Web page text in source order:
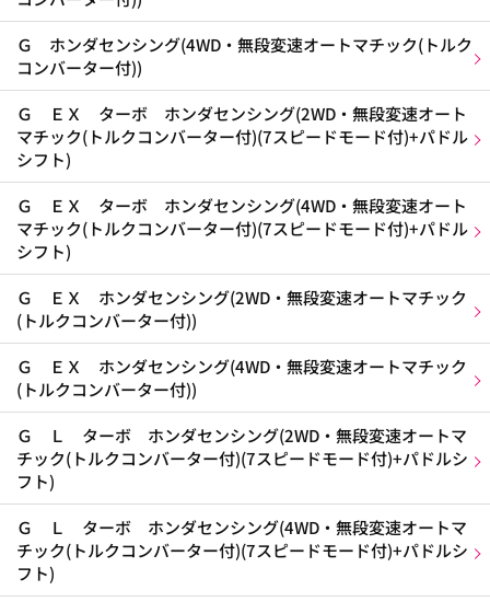
Ｇ ホンダセンシング(4WD・無段変速オートマチック(トルク
コンバーター付))
Ｇ ＥＸ ターボ ホンダセンシング(2WD・無段変速オート
マチック(トルクコンバーター付)(7スピードモード付)+パドル
シフト)
Ｇ ＥＸ ターボ ホンダセンシング(4WD・無段変速オート
マチック(トルクコンバーター付)(7スピードモード付)+パドル
シフト)
Ｇ ＥＸ ホンダセンシング(2WD・無段変速オートマチック
(トルクコンバーター付))
Ｇ ＥＸ ホンダセンシング(4WD・無段変速オートマチック
(トルクコンバーター付))
Ｇ Ｌ ターボ ホンダセンシング(2WD・無段変速オートマ
チック(トルクコンバーター付)(7スピードモード付)+パドルシ
フト)
Ｇ Ｌ ターボ ホンダセンシング(4WD・無段変速オートマ
チック(トルクコンバーター付)(7スピードモード付)+パドルシ
フト)